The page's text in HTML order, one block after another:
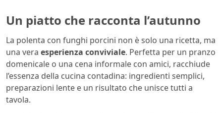
Un piatto che racconta l’autunno
La polenta con funghi porcini non è solo una ricetta, ma
una vera esperienza conviviale. Perfetta per un pranzo
domenicale o una cena informale con amici, racchiude
l’essenza della cucina contadina: ingredienti semplici,
preparazioni lente e un risultato che unisce tutti a
tavola.